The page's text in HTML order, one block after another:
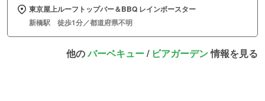
東京屋上ルーフトップバー＆BBQ レインボースター
新橋駅 徒歩1分／都道府県不明
他のバーベキュー/ ビアガーデン情報を見る